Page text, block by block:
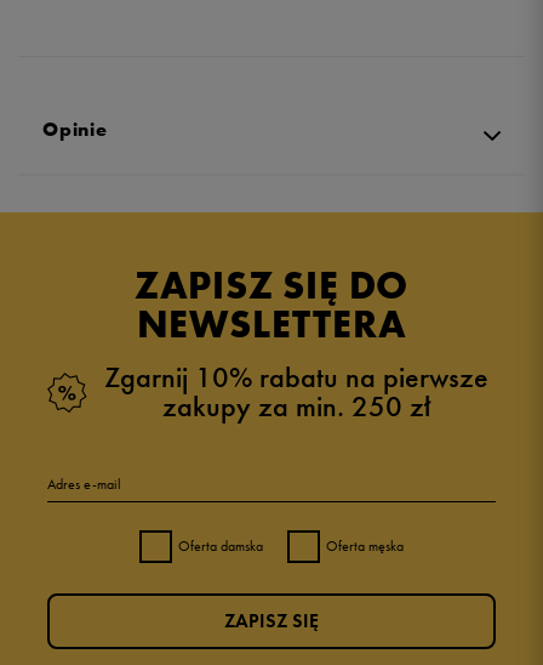
Opinie
ZAPISZ SIĘ DO
NEWSLETTERA
Zgarnij 10% rabatu na pierwsze
zakupy za min. 250 zł
Adres e-mail
Oferta damska Oferta męska
ZAPISZ SIĘ